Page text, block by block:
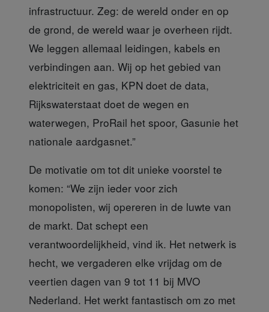
infrastructuur. Zeg: de wereld onder en op
de grond, de wereld waar je overheen rijdt.
We leggen allemaal leidingen, kabels en
verbindingen aan. Wij op het gebied van
elektriciteit en gas, KPN doet de data,
Rijkswaterstaat doet de wegen en
waterwegen, ProRail het spoor, Gasunie het
nationale aardgasnet.”
De motivatie om tot dit unieke voorstel te
komen: “We zijn ieder voor zich
monopolisten, wij opereren in de luwte van
de markt. Dat schept een
verantwoordelijkheid, vind ik. Het netwerk is
hecht, we vergaderen elke vrijdag om de
veertien dagen van 9 tot 11 bij MVO
Nederland. Het werkt fantastisch om zo met